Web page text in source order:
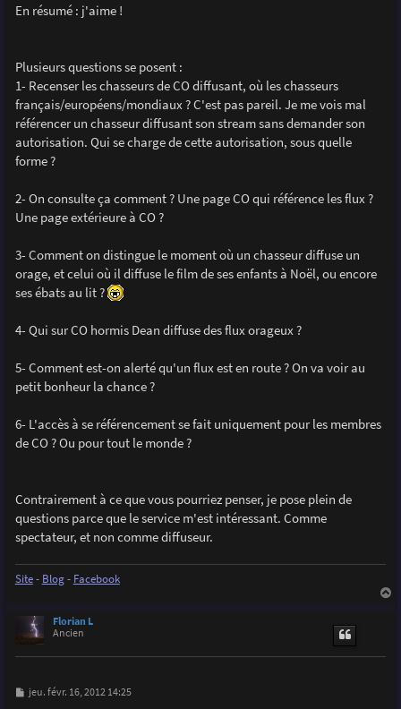
En résumé : j'aime !
Plusieurs questions se posent :
1- Recenser les chasseurs de CO diffusant, où les chasseurs
français/européens/mondiaux ? C'est pas pareil. Je me vois mal
référencer un chasseur diffusant son stream sans demander son
autorisation. Qui se charge de cette autorisation, sous quelle
forme ?
2- On consulte ça comment ? Une page CO qui référence les flux ?
Une page extérieure à CO ?
3- Comment on distingue le moment où un chasseur diffuse un
orage, et celui où il diffuse le film de ses enfants à Noël, ou encore
ses ébats au lit ?
4- Qui sur CO hormis Dean diffuse des flux orageux ?
5- Comment est-on alerté qu'un flux est en route ? On va voir au
petit bonheur la chance ?
6- L'accès à se référencement se fait uniquement pour les membres
de CO ? Ou pour tout le monde ?
Contrairement à ce que vous pourriez penser, je pose plein de
questions parce que le service m'est intéressant. Comme
spectateur, et non comme diffuseur.
Site- Blog- Facebook
Florian L
Ancien
M
jeu. févr. 16, 2012 14:25